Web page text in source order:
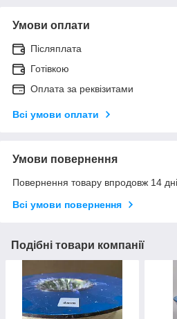
Умови оплати
Післяплата
Готівкою
Оплата за реквізитами
Всі умови оплати
Умови повернення
Повернення товару впродовж 14
Всі умови повернення
Подібні товари компанії